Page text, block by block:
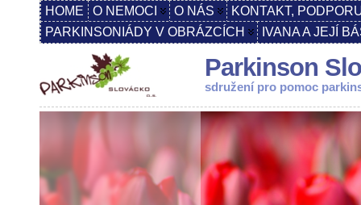
HOME O NEMOCI O NÁS
KONTAKT,
PARKINSONIÁDY V OBRÁZCÍCH
IVANA A JEJÍ
Parkinson
sdružení pro pomoc